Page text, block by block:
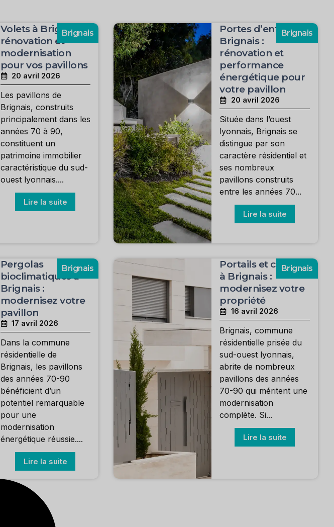
Brignais
Volets à Brignais :
rénovation et
modernisation
pour vos pavillons
20 avril 2026
Les pavillons de
Brignais, construits
principalement dans les
années 70 à 90,
constituent un
patrimoine immobilier
caractéristique du sud-
ouest lyonnais....
Lire la suite
Brignais
Portes d’entrée à
Brignais :
rénovation et
performance
énergétique pour
votre pavillon
20 avril 2026
Située dans l’ouest
lyonnais, Brignais se
distingue par son
caractère résidentiel et
ses nombreux
pavillons construits
entre les années 70...
Lire la suite
Brignais
Pergolas
bioclimatiques à
Brignais :
modernisez votre
pavillon
17 avril 2026
Dans la commune
résidentielle de
Brignais, les pavillons
des années 70-90
bénéficient d’un
potentiel remarquable
pour une
modernisation
énergétique réussie....
Lire la suite
Brignais
Portails et clôtures
à Brignais :
modernisez votre
propriété
16 avril 2026
Brignais, commune
résidentielle prisée du
sud-ouest lyonnais,
abrite de nombreux
pavillons des années
70-90 qui méritent une
modernisation
complète. Si...
Lire la suite